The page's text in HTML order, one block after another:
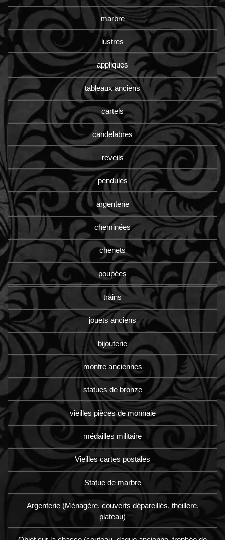
marbre
lustres
appliques
tableaux anciens
cartels
candelabres
reveils
pendules
argenterie
cheminées
chenets
poupées
trains
jouets anciens
bijouterie
montre anciennes
statues de bronze
vieilles pièces de monnaie
médailles militaire
Vieilles cartes postales
Statue de marbre
Argenterie (Ménagère, couverts dépareillés, theillere,
plateau)